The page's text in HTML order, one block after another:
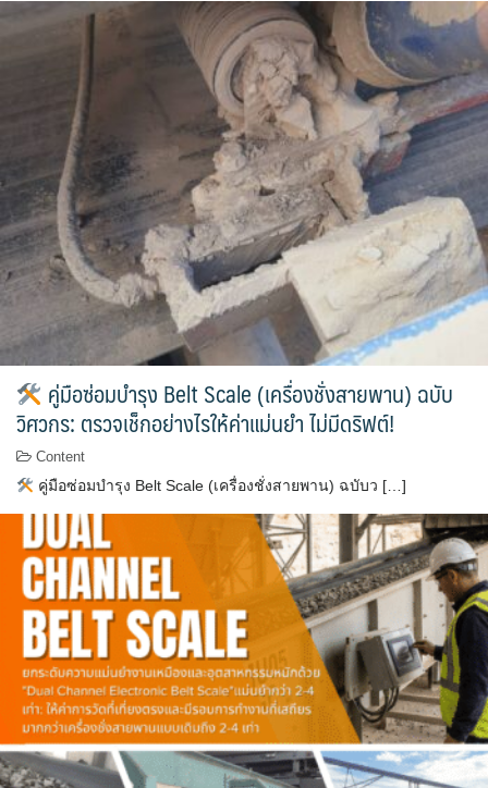
คู่มือซ่อมบำรุง Belt Scale (เครื่องชั่งสายพาน) ฉบับ
วิศวกร: ตรวจเช็กอย่างไรให้ค่าแม่นยำ ไม่มีดริฟต์!
Content
คู่มือซ่อมบำรุง Belt Scale (เครื่องชั่งสายพาน) ฉบับว […]